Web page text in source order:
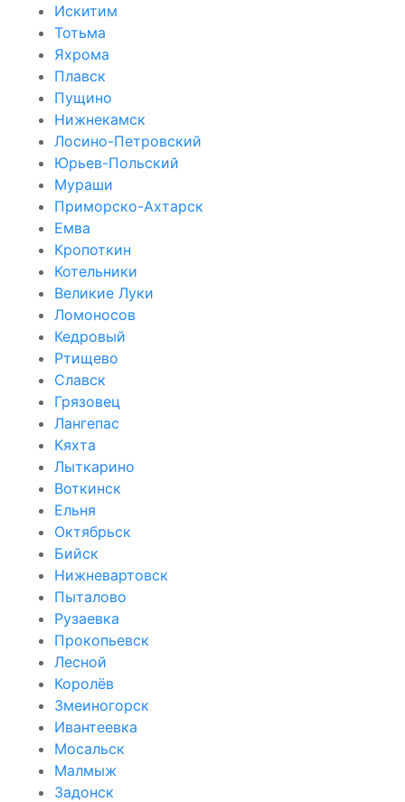
Искитим
Тотьма
Яхрома
Плавск
Пущино
Нижнекамск
Лосино-Петровский
Юрьев-Польский
Мураши
Приморско-Ахтарск
Емва
Кропоткин
Котельники
Великие Луки
Ломоносов
Кедровый
Ртищево
Славск
Грязовец
Лангепас
Кяхта
Лыткарино
Воткинск
Ельня
Октябрьск
Бийск
Нижневартовск
Пыталово
Рузаевка
Прокопьевск
Лесной
Королёв
Змеиногорск
Ивантеевка
Мосальск
Малмыж
Задонск